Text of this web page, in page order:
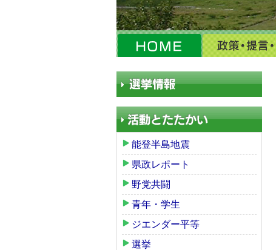
能登半島地震
県政レポート
野党共闘
青年・学生
ジエンダー平等
選挙